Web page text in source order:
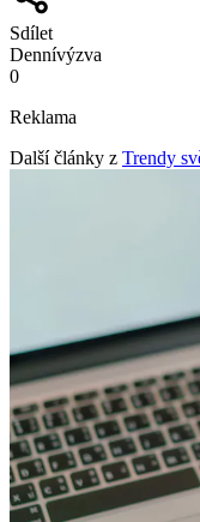
Sdílet
Dennívýzva
0
Reklama
Další články z Trendy